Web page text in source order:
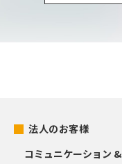
法人のお客様
コミュニケーション &